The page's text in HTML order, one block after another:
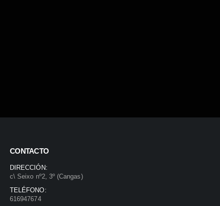
CONTACTO
DIRECCIÓN:
c\ Seixo nº2, 3º (Cangas)
TELÉFONO:
616947674